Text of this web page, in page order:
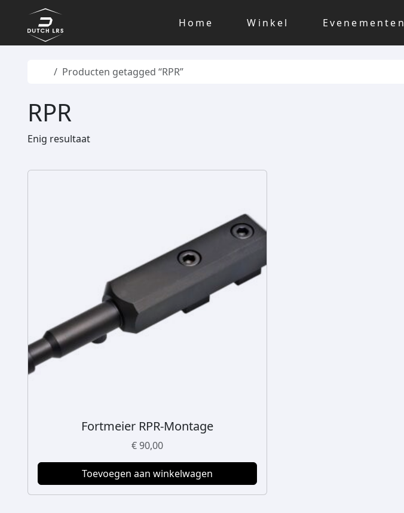
Skip to content
Skip to footer
Home
Winkel Evenementen
Home
Producten getagged “RPR”
RPR
Enig resultaat
Fortmeier RPR-Montage
€90,00
Toevoegen aan winkelwagen